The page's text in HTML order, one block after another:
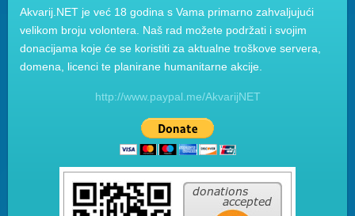
Akvarij.NET je već 18 godina s Vama primarno zahvaljujući
velikom broju volontera. Naš rad možete podržati i svojim
donacijama koje će se koristiti za aktualne troškove servera,
domena, licenci te planirane humanitarne akcije.
http://www.paypal.me/AkvarijNET